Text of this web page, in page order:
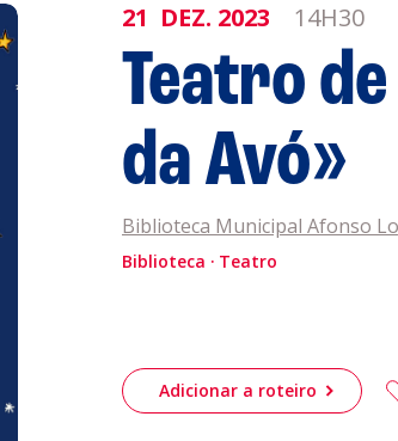
Agenda
a
21 DEZ. 2023 14H30
Teatro
da Avó»
Biblioteca Municipal Afonso
Biblioteca Teatro
Adicionar a roteiro